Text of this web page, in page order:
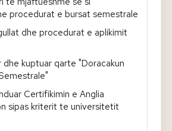
procedurat e bursat semestrale
dhe procedurat e aplikimit
dhe kuptuar qarte "Doracakun
Certifikimin e Anglia
sipas kriterit te universitetit